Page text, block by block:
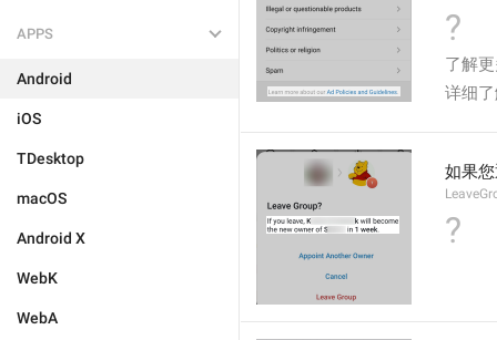
APPS
Android
iOS
TDesktop
macOS
Android X
WebK
WebA
?
了解
详细
如果
?